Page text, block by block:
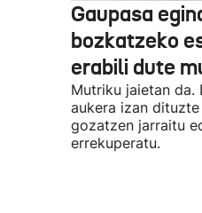
Gaupasa
bozkatzeko
erabili dute
Mutriku jaietan da.
aukera izan
gozatzen jarraitu
errekuperatu.